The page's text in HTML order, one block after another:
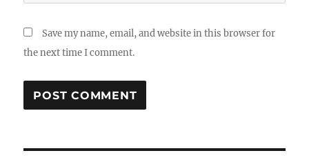
Save my name, email, and website in this browser for
the next time I comment.